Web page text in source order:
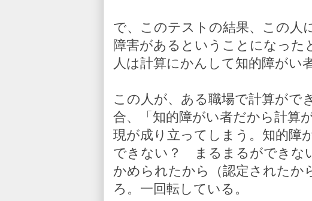
で、このテストの結果、この人
障害があるということになった
人は計算にかんして知的障がい
この人が、ある職場で計算がで
合、「知的障がい者だから計算
現が成り立ってしまう。知的障
できない？ まるまるができな
かめられたから（認定されたか
ろ。一回転している。